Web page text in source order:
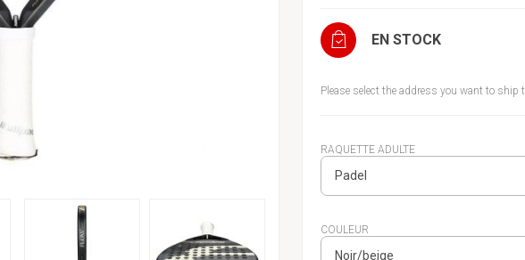
EN STOCK
Please select the address you want to ship
RAQUETTE ADULTE
COULEUR